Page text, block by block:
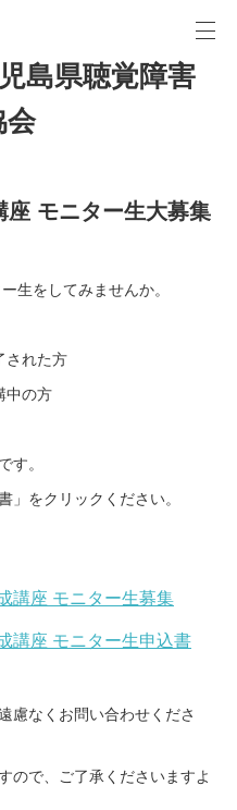
島県聴覚障害
会
モニター生大募集
生をしてみませんか。
された方
中の方
す。
」をクリックください。
慮なくお問い合わせくださ
ので、ご了承くださいますよ